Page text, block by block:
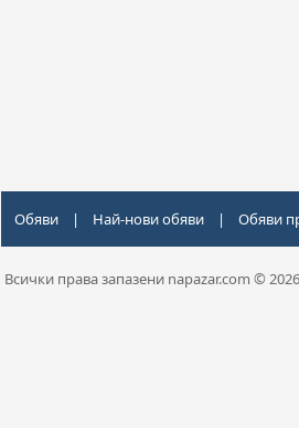
Обяви | Най-нови обяви | Обяви
Всички права запазени napazar.com © 2026